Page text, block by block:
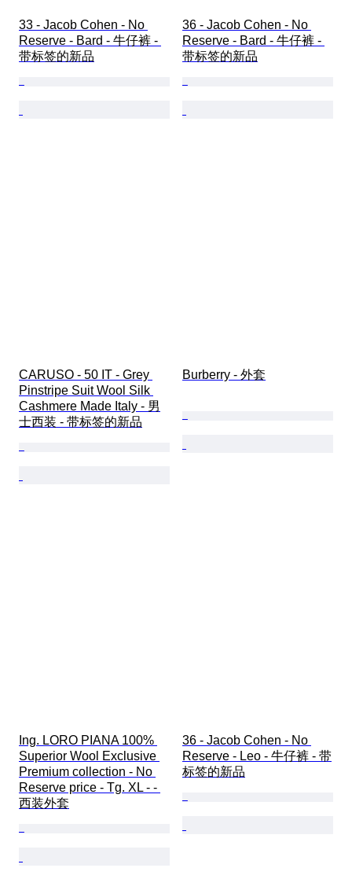
33 - Jacob Cohen - No
Reserve - Bard - 牛仔裤 -
带标签的新品
36 - Jacob Cohen - No
Reserve - Bard - 牛仔裤 -
带标签的新品
CARUSO - 50 IT - Grey
Pinstripe Suit Wool Silk
Cashmere Made Italy - 男
士西装 - 带标签的新品
Burberry - 外套
Ing. LORO PIANA 100%
Superior Wool Exclusive
Premium collection - No
Reserve price - Tg. XL - -
西装外套
36 - Jacob Cohen - No
Reserve - Leo - 牛仔裤 - 带
标签的新品